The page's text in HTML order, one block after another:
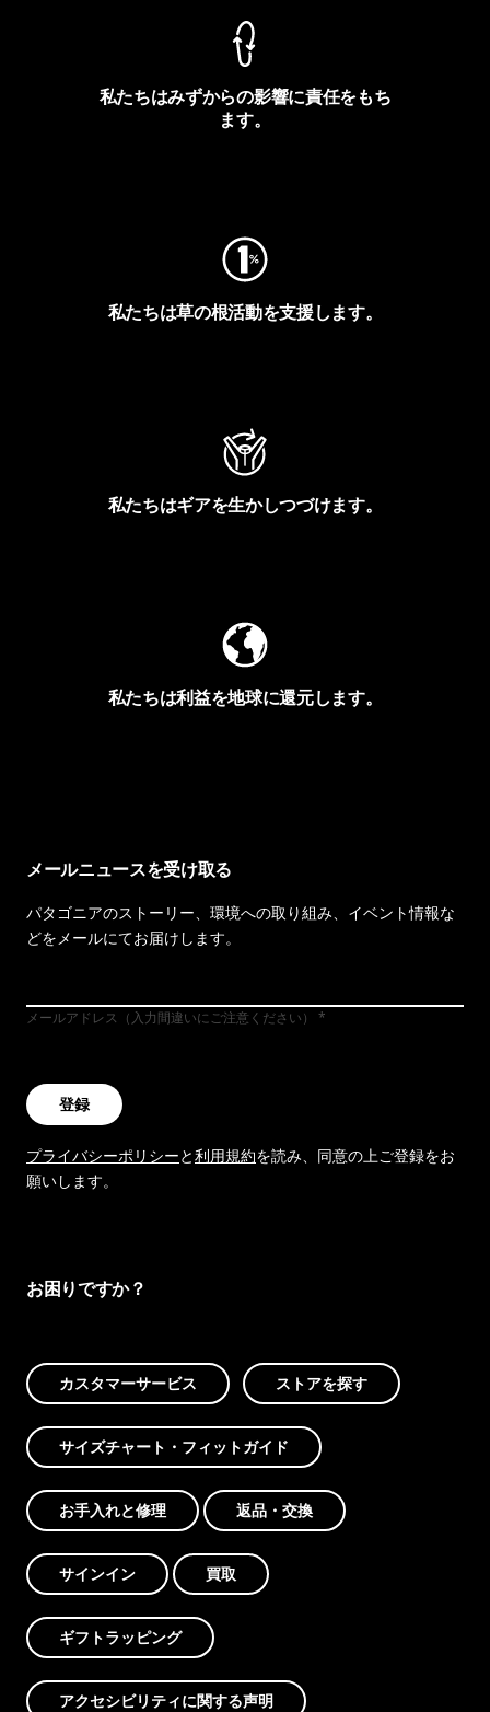
私たちはみずからの影響に責任をもち
ます。
私たちは草の根活動を支援します。
私たちはギアを生かしつづけます。
私たちは利益を地球に還元します。
メールニュースを受け取る
パタゴニアのストーリー、環境への取り組み、イベント情報な
どをメールにてお届けします。
メールアドレス（入力間違いにご注意ください）
登録
プライバシーポリシーと利用規約を読み、同意の上ご登録をお
願いします。
お困りですか？
カスタマーサービス ストアを探す
サイズチャート・フィットガイド
お手入れと修理 返品・交換
サインイン 買取
ギフトラッピング
アクセシビリティに関する声明